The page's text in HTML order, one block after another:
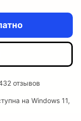
отзывов
на Windows 11,